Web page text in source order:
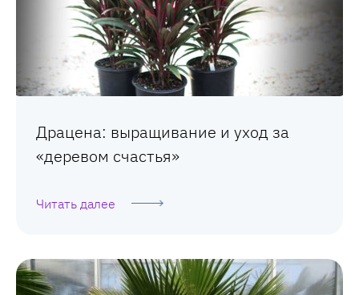
Драцена: выращивание и уход за
«деревом счастья»
Читать далее